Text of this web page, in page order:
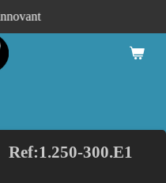
Ref:1.250-300.E1